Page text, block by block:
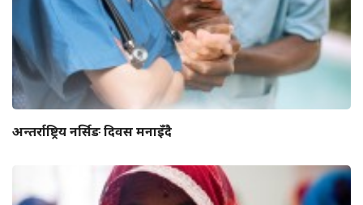
अन्तर्राष्ट्रिय नर्सिङ दिवस मनाइँदै